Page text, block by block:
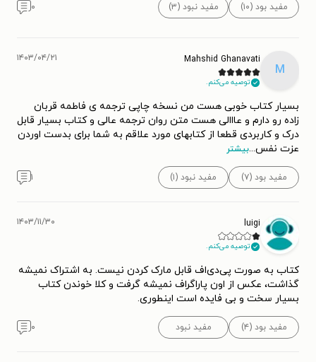
مفید بود (۱۰) مفید نبود (۳) ۰
M
Mahshid Ghanavati
توصیه می‌کنم.
۱۴۰۳/۰۴/۲۱
بسیار کتاب خوبی هست من نسخه چاپی ترجمه ی فاطمه قربان
زاده رو دارم و عااالی هست متن روان ترجمه عالی و کتاب بسیار قابل
درک و کاربردی قطعا از کتابهای مورد علاقم به شما برای بدست اوردن
عزت نفس...بیشتر
مفید بود (۷) مفید نبود (۱) ۱
luigi
توصیه می‌کنم.
۱۴۰۳/۱۱/۳۰
کتاب به صورت پی‌دی‌اف قابل مارک کردن نیست. به اشتراک نمیشه
گذاشت، عکس از اون پاراگراف نمیشه گرفت و کلا خوندن کتاب
بسیار سخت و بی فایده است اینطوری.
مفید بود (۴) مفید نبود ۰